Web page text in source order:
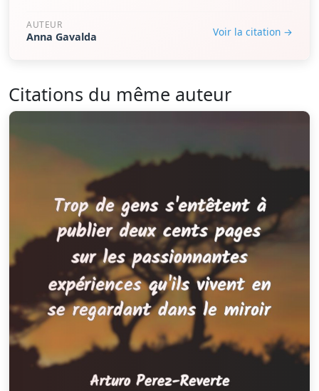
AUTEUR
Anna Gavalda Voir la citation →
Citations du même auteur